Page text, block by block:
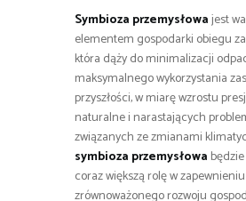
Symbioza przemysłowajest
elementem gospodarki obiegu
która dąży do minimalizacji
maksymalnego wykorzystania
przyszłości, w miarę wzrostu
naturalne i narastających
związanych ze zmianami
symbioza przemysłowa
coraz większą rolę w zapewnieniu
zrównoważonego rozwoju